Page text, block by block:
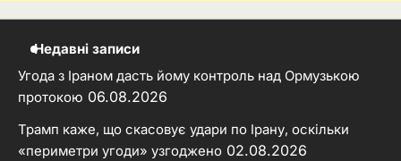
Недавні записи
Угода з Іраном дасть йому контроль над Ормузькою
протокою 06.08.2026
Трамп каже, що скасовує удари по Ірану, оскільки
«периметри угоди» узгоджено 02.08.2026